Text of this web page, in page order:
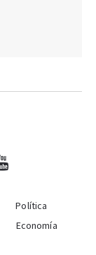
Política
Economía